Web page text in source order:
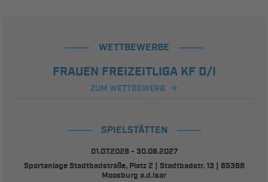
WETTBEWERBE
FRAUEN FREIZEITLIGA KF D/I
ZUM WETTBEWERB
SPIELSTÄTTEN
01.07.2026 - 30.06.2027
Sportanlage Stadtbadstraße, Platz 2 | Stadtbadstr. 13 | 85368
Moosburg a.d.Isar